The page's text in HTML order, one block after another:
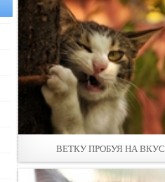
ВЕТКУ ПРОБУЯ НА ВКУС